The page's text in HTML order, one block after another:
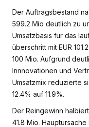
Der Auftragsbestand
599.2 Mio deutlich zu
Umsatzbasis für das
überschritt mit EUR
100 Mio. Aufgrund
Innnovationen und
Umsatzmix reduzierte
12.4% auf 11.9%.
Der Reingewinn
41.8 Mio.